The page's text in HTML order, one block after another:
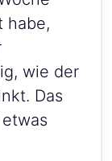
habe,
wie der
Das